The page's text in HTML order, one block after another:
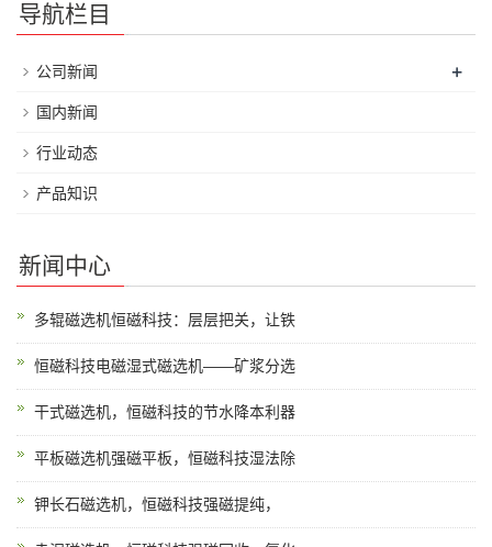
导航栏目
公司新闻 +
国内新闻
行业动态
产品知识
新闻中心
多辊磁选机恒磁科技：层层把关，让铁
恒磁科技电磁湿式磁选机——矿浆分选
干式磁选机，恒磁科技的节水降本利器
平板磁选机强磁平板，恒磁科技湿法除
钾长石磁选机，恒磁科技强磁提纯，